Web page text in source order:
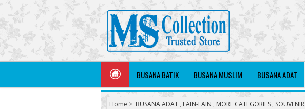
BUSANA BATIK BUSANA MUSLIM BUSANA ADAT
Home > BUSANA ADAT , LAIN-LAIN , MORE CATEGORIES , SOUVENIR